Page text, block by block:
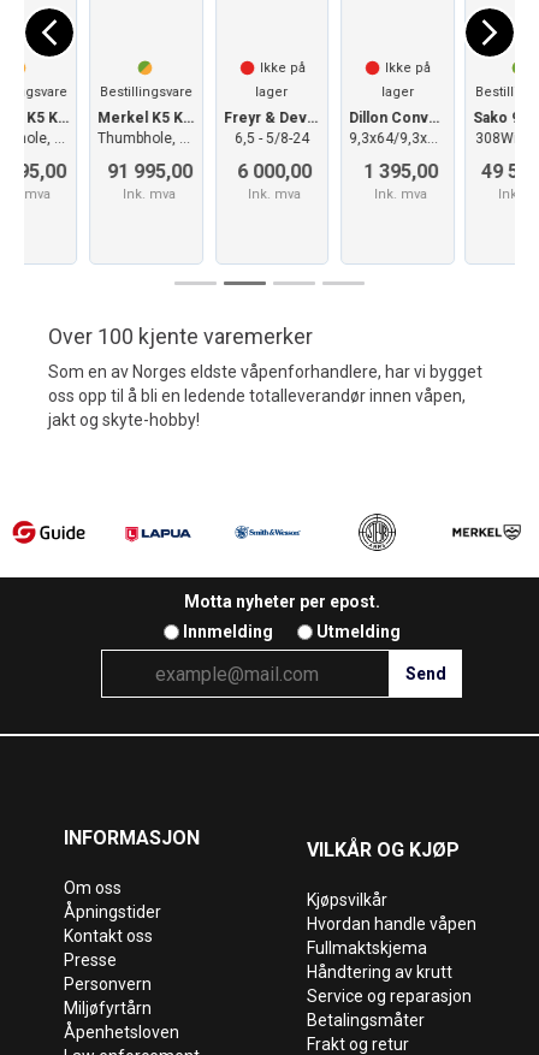
lager
6,5 - 5/8-24
6 000,00
Ink. mva
lager
1 395,00
Ink. mva
Bestillingsvare
308Win 51cm
49 590,00
Ink. mva
2på lager
20 995,00
Ink. mva
17
Over 100 kjente varemerker
Som en av Norges eldste våpenforhandlere, har vi bygget
oss opp til å bli en ledende totalleverandør innen våpen,
jakt og skyte-hobby!
Motta nyheter per epost.
Innmelding
Utmelding
INFORMASJON
Om oss
Åpningstider
Kontakt oss
Presse
Personvern
Miljøfyrtårn
Åpenhetsloven
VILKÅR OG KJØP
Kjøpsvilkår
Hvordan handle våpen
Fullmaktskjema
Håndtering av krutt
Service og reparasjon
Betalingsmåter
Frakt og retur